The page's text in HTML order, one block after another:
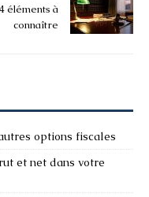
éléments à
connaître
options fiscales
et net dans votre